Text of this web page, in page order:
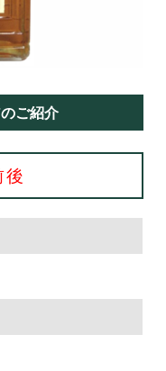
ご紹介
後